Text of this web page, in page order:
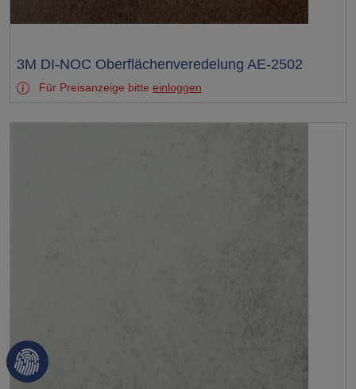
Test
3M DI-NOC Oberflächenveredelung AE-2502
Für Preisanzeige bitte einloggen